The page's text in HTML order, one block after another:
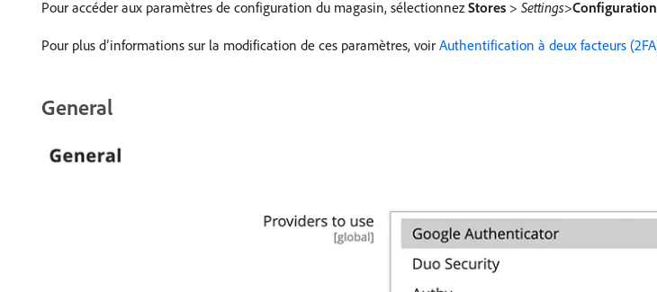
Pour accéder aux paramètres de configuration du magasin, sélectionnezStores > Settings>Configuration
Pour plus d’informations sur la modification de ces paramètres, voir Authentification à deux facteurs
General